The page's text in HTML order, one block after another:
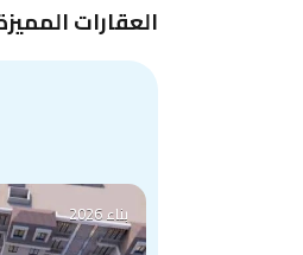
العقارات
بناء 2026